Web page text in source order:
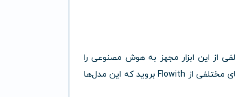
از این ابزار مجهز به هوش مصنوعی را
فراهم آورد. در این زمینه می‌توانید برحسب نیاز خود به سراغ خرید مدل‌های مختلفی از Flowith بروید که این مدل‌ها